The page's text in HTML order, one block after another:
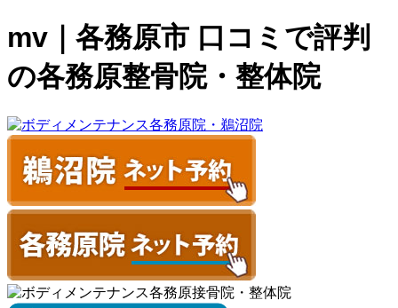
mv｜各務原市 口コミで評判
の各務原整骨院・整体院